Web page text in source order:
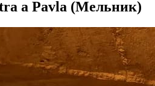
a Pavla (Мельник)